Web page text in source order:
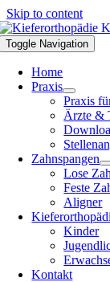
Skip to content
Toggle Navigation
Home
Praxis
Praxis
Ärzte &
Zahnspangen
Lose
Feste
Aligner
Kinder
Kontakt